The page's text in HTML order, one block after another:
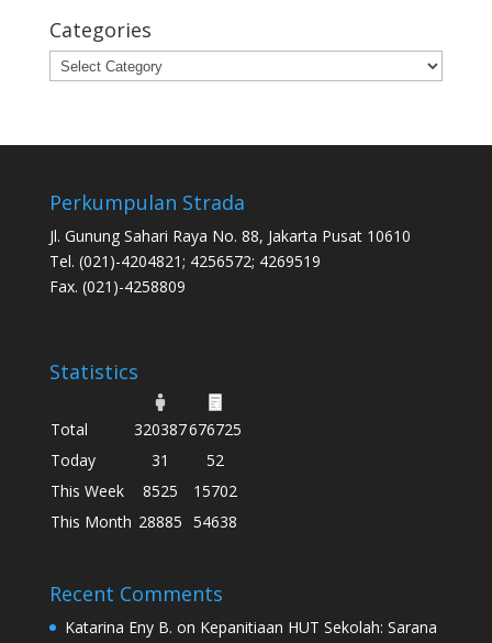
Categories
Categories
Perkumpulan Strada
Jl. Gunung Sahari Raya No. 88, Jakarta Pusat 10610
Tel. (021)-4204821; 4256572; 4269519
Fax. (021)-4258809
Statistics
Total 320387676725
Today
31
52
This Week
8525
15702
This Month 28885 54638
Recent Comments
Katarina Eny B. on Kepanitiaan HUT Sekolah: Sarana